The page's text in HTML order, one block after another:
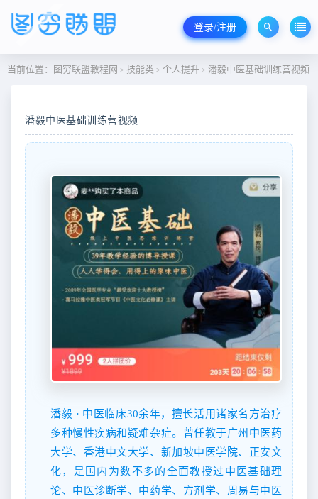
登录/注册
当前位置： 图穷联盟教程网 > 技能类 > 个人提升 > 潘毅中医基础训练营视频
潘毅中医基础训练营视频
潘毅 · 中医临床30余年，擅长活用诸家名方治疗
多种慢性疾病和疑难杂症。曾任教于广州中医药
大学、香港中文大学、新加坡中医学院、正安文
化，是国内为数不多的全面教授过中医基础理
论、中医诊断学、中药学、方剂学、周易与中医